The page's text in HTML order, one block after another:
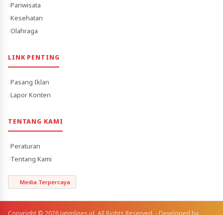
Pariwisata
Kesehatan
Olahraga
LINK PENTING
Pasang Iklan
Lapor Konten
TENTANG KAMI
Peraturan
Tentang Kami
Media Terpercaya